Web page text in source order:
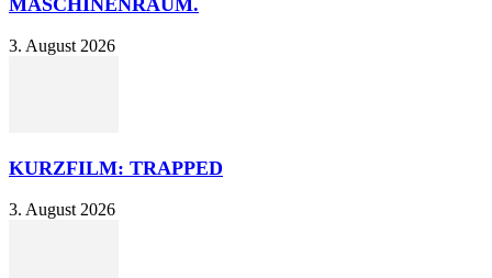
3. August 2026
KURZFILM: TRAPPED
3. August 2026